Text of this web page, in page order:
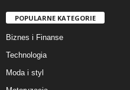
POPULARNE KATEGORIE
Biznes i Finanse
Technologia
Moda i styl